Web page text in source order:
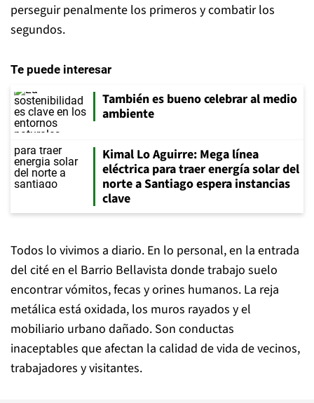
perseguir penalmente los primeros y combatir los
segundos.
Te puede interesar
También es bueno celebrar al medio
ambiente
Kimal Lo Aguirre: Mega línea
eléctrica para traer energía solar del
norte a Santiago espera instancias
clave
Todos lo vivimos a diario. En lo personal, en la entrada
del cité en el Barrio Bellavista donde trabajo suelo
encontrar vómitos, fecas y orines humanos. La reja
metálica está oxidada, los muros rayados y el
mobiliario urbano dañado. Son conductas
inaceptables que afectan la calidad de vida de vecinos,
trabajadores y visitantes.